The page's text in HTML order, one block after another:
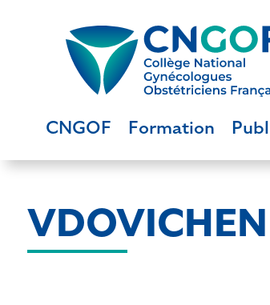
CNGOF Formation